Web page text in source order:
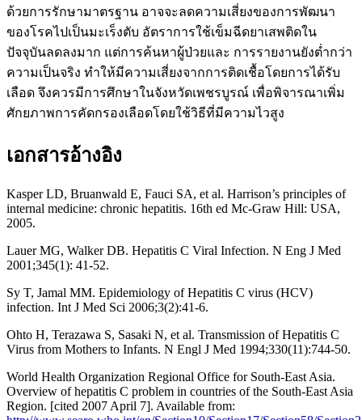
ด้วยการรักษามาตรฐาน อาจจะลดความเสี่ยงของการพัฒนา
ของโรคไปเป็นมะเร็งตับ อัตราการใช้เข็มฉีดยาเสพติดใน
ปัจจุบันลดลงมาก แต่การค้นหาผู้ป่วยและ การรายงานยังต่ำกว่า
ความเป็นจริง ทำให้มีความเสี่ยงจากการติดเชื้อโดยการได้รับ
เลือด จึงควรมีการศึกษาในจังหวัดเพชรบูรณ์ เพื่อพิจารณาเพิ่ม
ศักยภาพการคัดกรองเลือดโดยใช้วิธีที่มีความไวสูง
เอกสารอ้างอิง
Kasper LD, Bruanwald E, Fauci SA, et al. Harrison’s principles of
internal medicine: chronic hepatitis. 16th ed Mc-Graw Hill: USA,
2005.
Lauer MG, Walker DB. Hepatitis C Viral Infection. N Eng J Med
2001;345(1): 41-52.
Sy T, Jamal MM. Epidemiology of Hepatitis C virus (HCV)
infection. Int J Med Sci 2006;3(2):41-6.
Ohto H, Terazawa S, Sasaki N, et al. Transmission of Hepatitis C
Virus from Mothers to Infants. N Engl J Med 1994;330(11):744-50.
World Health Organization Regional Office for South-East Asia.
Overview of hepatitis C problem in countries of the South-East Asia
Region. [cited 2007 April 7]. Available from: